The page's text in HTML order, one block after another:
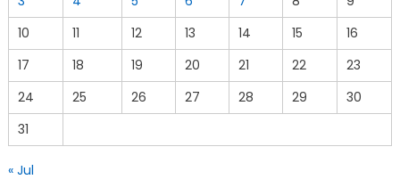
10
11 12 13 14 15
16
17
18 19 20 21 22
23
24
25 26 27 28 29
30
31
« Jul